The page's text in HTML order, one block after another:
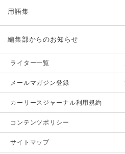
用語集
編集部からのお知らせ
ライター一覧
メールマガジン登録
カーリースジャーナル利用規約
コンテンツポリシー
サイトマップ